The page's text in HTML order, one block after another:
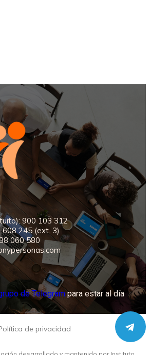
900 103 312
245 (ext. 3)
060 580
de Telegrampara estar al día
de privacidad